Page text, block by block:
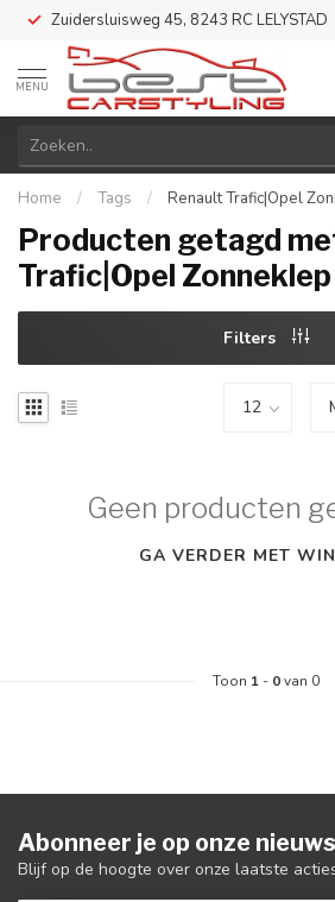
Zuidersluisweg 45, 8243 RC LELYSTAD
MENU
Home / Tags / Renault Trafic|Opel
Producten getagd
Trafic|Opel Zonneklep
Filters
Geen producten
GA VERDER MET
Toon 1 - 0van 0
Abonneer je op onze
Blijf op de hoogte over onze laatste